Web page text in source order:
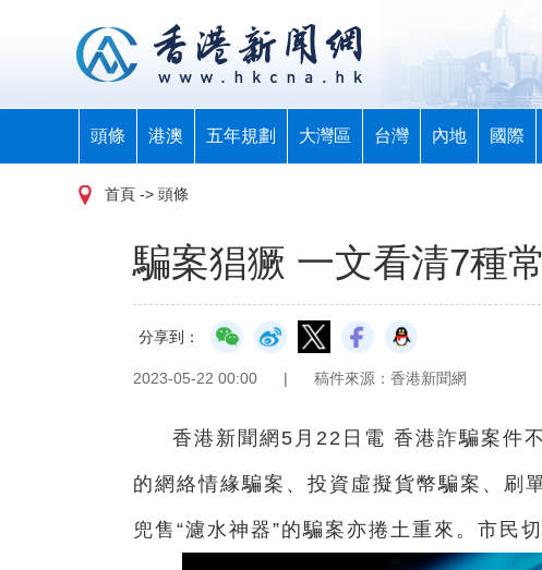
頭條 港澳 五年規劃 大灣區 台灣 內地 國際
首頁 -> 頭條
騙案猖獗 一文看清7種
分享到：
2023-05-22 00:00 | 稿件來源：香港新聞網
香港新聞網5月22日電 香港詐騙案件
的網絡情緣騙案、投資虛擬貨幣騙案、刷
兜售“濾水神器”的騙案亦捲土重來。市民